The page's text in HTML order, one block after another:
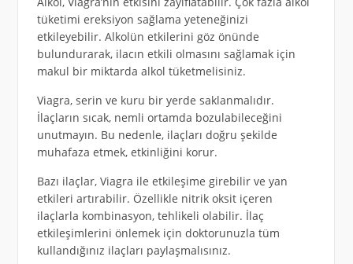
tüketimi ereksiyon sağlama yeteneğinizi
etkileyebilir. Alkolün etkilerini göz önünde
bulundurarak, ilacın etkili olmasını sağlamak için
makul bir miktarda alkol tüketmelisiniz.
Viagra, serin ve kuru bir yerde saklanmalıdır.
İlaçların sıcak, nemli ortamda bozulabileceğini
unutmayın. Bu nedenle, ilaçları doğru şekilde
muhafaza etmek, etkinliğini korur.
Bazı ilaçlar, Viagra ile etkileşime girebilir ve yan
etkileri artırabilir. Özellikle nitrik oksit içeren
ilaçlarla kombinasyon, tehlikeli olabilir. İlaç
etkileşimlerini önlemek için doktorunuzla tüm
kullandığınız ilaçları paylaşmalısınız.